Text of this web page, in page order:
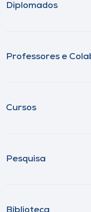
Diplomados
Professores e
Cursos
Pesquisa